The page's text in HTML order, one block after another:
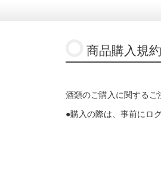
商品購入規約
酒類のご購入に関するご
●購入の際は、事前にロ